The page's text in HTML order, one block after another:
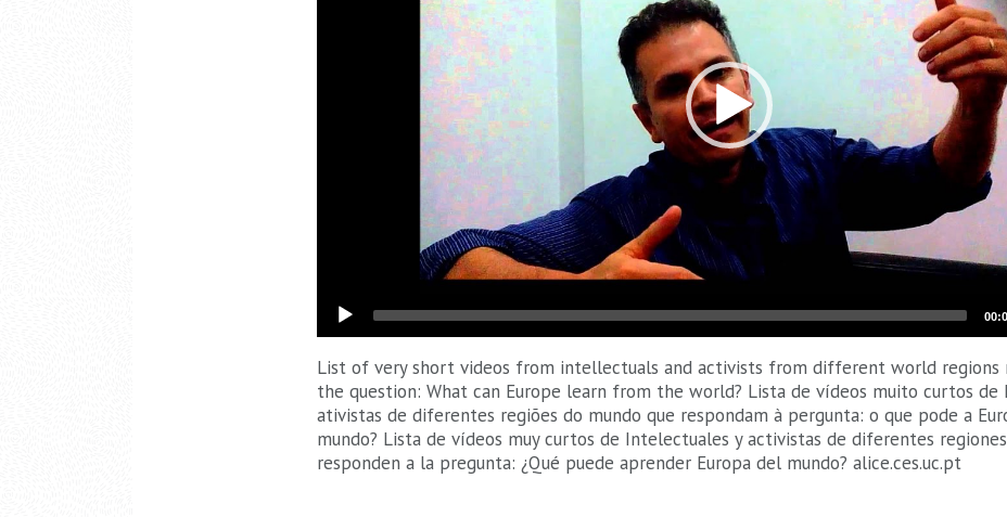
List of very short videos from intellectuals and activists from different world regions
the question: What can Europe learn from the world? Lista de vídeos muito curtos de
ativistas de diferentes regiões do mundo que respondam à pergunta: o que pode a
mundo? Lista de vídeos muy curtos de Intelectuales y activistas de diferentes
responden a la pregunta: ¿Qué puede aprender Europa del mundo? alice.ces.uc.pt